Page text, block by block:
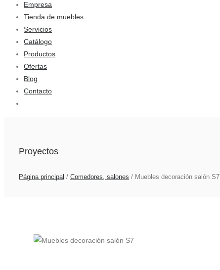
Empresa
Tienda de muebles
Servicios
Catálogo
Productos
Ofertas
Blog
Contacto
Proyectos
Página principal / Comedores, salones / Muebles decoración salón S7